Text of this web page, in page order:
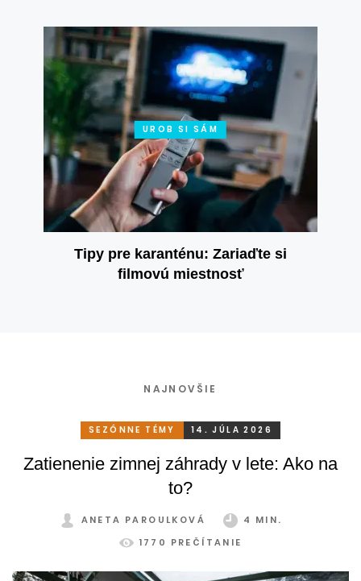
UROB SI SÁM
Tipy pre karanténu: Zariaďte si
filmovú miestnosť
NAJNOVŠIE
SEZÓNNE TÉMY 14. JÚLA 2026
Zatienenie zimnej záhrady v lete: Ako na
to?
ANETA PAROULKOVÁ
4 MIN.
1770 PREČÍTANIE